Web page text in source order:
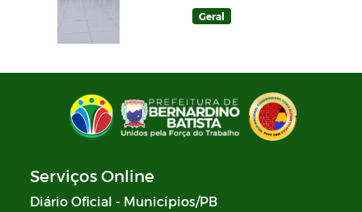
Geral
Serviços Online
Diário Oficial - Municípios/PB